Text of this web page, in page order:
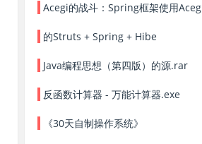
Acegi的战斗：Spring框架使用Aceg
的Struts + Spring + Hibe
Java编程思想（第四版）的源.rar
反函数计算器 - 万能计算器.exe
《30天自制操作系统》